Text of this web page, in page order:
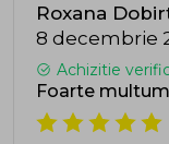
Roxana
8 decembrie
Achizitie
Foarte